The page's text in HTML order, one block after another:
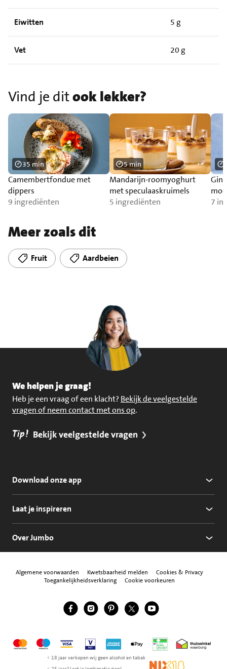
Eiwitten 5 g
Vet 20 g
Vind je ditook lekker?
Camembertfondue met
dippers
9 ingrediënten
35 min
Mandarijn-roomyoghurt
met speculaaskruimels
5 ingrediënten
5 min
7
Meer zoals dit
Fruit Aardbeien
We helpen je graag!
Heb je een vraag of een klacht? Bekijk de veelgestelde
vragen of neem contact met ons op.
Tip! Bekijk veelgestelde vragen
Download onze app
Laat je inspireren
Over Jumbo
Algemene voorwaarden Kwetsbaarheid melden
Cookies & Privacy
Toegankelijkheidsverklaring
Cookie voorkeuren
Volg ons
Jumbo Facebook
Jumbo Instagram
Jumbo Pinterest
Jumbo Twitter
Jumbo YouTube
MastercardMaestroVisa Vpay American Express
Apple Pay Thuiswinkel
< 18 jaar verkopen wij geen alcohol en tabak
NIX18